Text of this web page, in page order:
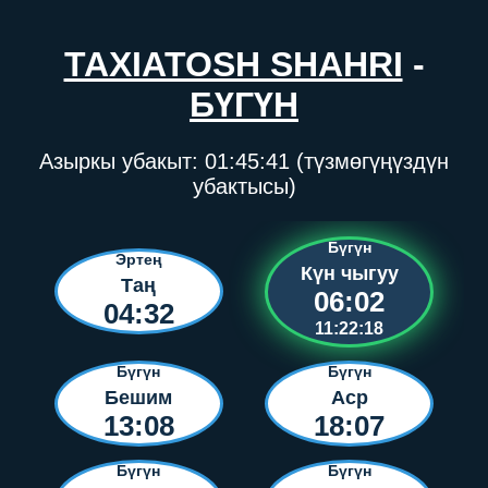
TAXIATOSH SHAHRI -
БҮГҮН
Азыркы убакыт: 01:45:41 (түзмөгүңүздүн
убактысы)
Эртең
Таң
04:32
Бүгүн
Күн чыгуу
06:02
11:22:18
Бүгүн
Бешим
13:08
Бүгүн
Аср
18:07
Бүгүн Бүгүн